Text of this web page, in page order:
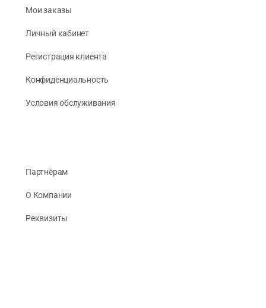
Мои заказы
Личный кабинет
Регистрация клиента
Конфиденциальность
Условия обслуживания
Партнёрам
О Компании
Реквизиты